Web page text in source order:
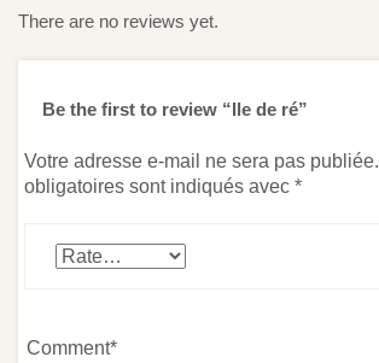
There are no reviews yet.
Be the first to review “Ile de ré”
Votre adresse e-mail ne sera pas publiée.
obligatoires sont indiqués avec *